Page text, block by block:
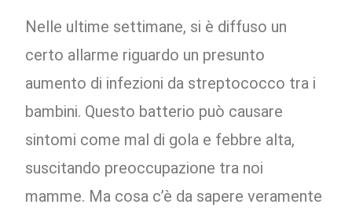
Nelle ultime settimane, si è diffuso un
certo allarme riguardo un presunto
aumento di infezioni da streptococco tra i
bambini. Questo batterio può causare
sintomi come mal di gola e febbre alta,
suscitando preoccupazione tra noi
mamme. Ma cosa c’è da sapere veramente